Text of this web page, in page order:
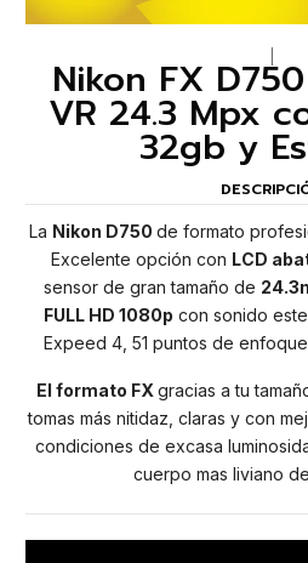
Nikon FX
VR 24.3 Mpx
32gb y
La Nikon D750 de formato
Excelente opción con LCD
sensor de gran tamaño de
FULL HD 1080p con sonido
Expeed 4, 51 puntos de
El formato FX gracias a tu
tomas más nitidaz, claras y con
condiciones de excasa
cuerpo mas liviano